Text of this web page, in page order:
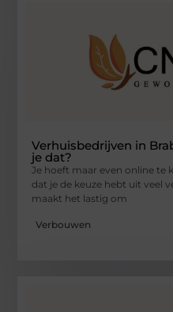
Verhuisbedrijven in
je dat?
Je hoeft maar even online te
dat je de keuze hebt uit veel
maakt het lastig om
Verbouwen